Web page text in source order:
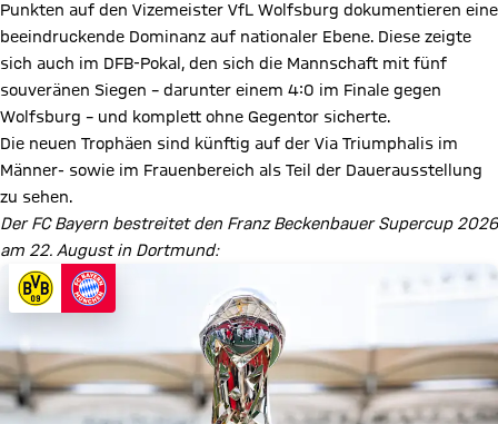
Punkten auf den Vizemeister VfL Wolfsburg dokumentieren eine
beeindruckende Dominanz auf nationaler Ebene. Diese zeigte
sich auch im DFB-Pokal, den sich die Mannschaft mit fünf
souveränen Siegen – darunter einem 4:0 im Finale gegen
Wolfsburg – und komplett ohne Gegentor sicherte.
Die neuen Trophäen sind künftig auf der Via Triumphalis im
Männer- sowie im Frauenbereich als Teil der Dauerausstellung
zu sehen.
Der FC Bayern bestreitet den Franz Beckenbauer Supercup 2026
am 22. August in Dortmund: